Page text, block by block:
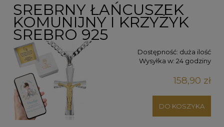
SREBRNY ŁAŃCUSZEK
KOMUNIJNY I KRZYŻYK
SREBRO 925
Dostępność: duża ilość
Wysyłka w: 24 godziny
158,90 zł
DO KOSZYKA